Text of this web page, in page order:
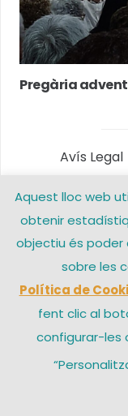
Pregària
Avís Legal
Política
Política
Contacte
© 2026 Arxiprestat
Aquest lloc web
obtenir
objectiu és poder
sobre les
Política de
fent clic al
configurar-les